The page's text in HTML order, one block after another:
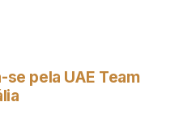
pela UAE Team